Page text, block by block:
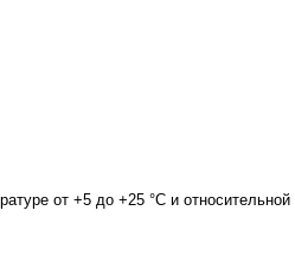
от +5 до +25 °С и